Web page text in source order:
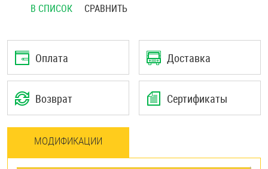
В СПИСОК СРАВНИТЬ
Оплата Доставка
Возврат Сертификаты
МОДИФИКАЦИИ